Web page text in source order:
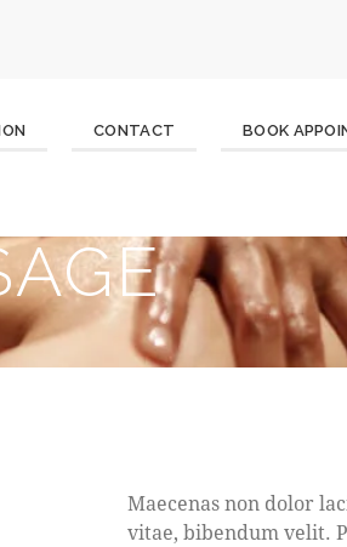
CONTACT BOOK
Maecenas non dolor
vitae, bibendum velit.